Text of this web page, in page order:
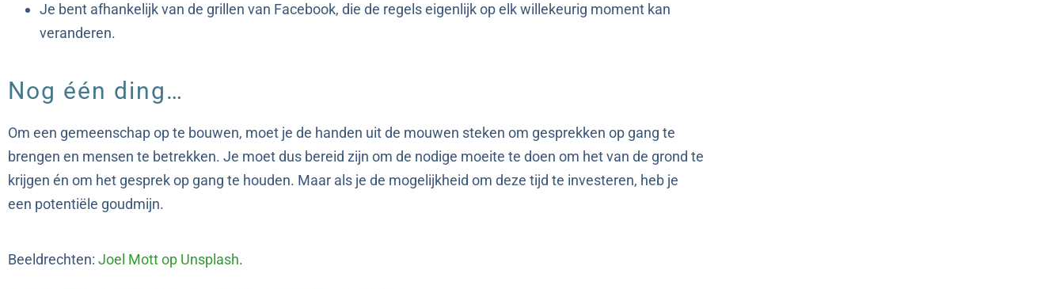
Je bent afhankelijk van de grillen van Facebook, die de regels eigenlijk op elk willekeurig moment kan
veranderen.
Nog één ding…
Om een gemeenschap op te bouwen, moet je de handen uit de mouwen steken om gesprekken op gang te
brengen en mensen te betrekken. Je moet dus bereid zijn om de nodige moeite te doen om het van de grond te
krijgen én om het gesprek op gang te houden. Maar als je de mogelijkheid om deze tijd te investeren, heb je
een potentiële goudmijn.
Beeldrechten: Joel Mott op Unsplash.